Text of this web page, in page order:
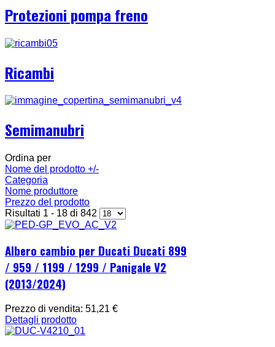
Protezioni pompa freno
Ricambi
Semimanubri
Ordina per
Nome del prodotto +/-
Categoria
Nome produttore
Prezzo del prodotto
Risultati 1 - 18 di 842
Albero cambio per Ducati Ducati 899
/ 959 / 1199 / 1299 / Panigale V2
(2013/2024)
Prezzo di vendita: 51,21 €
Dettagli prodotto